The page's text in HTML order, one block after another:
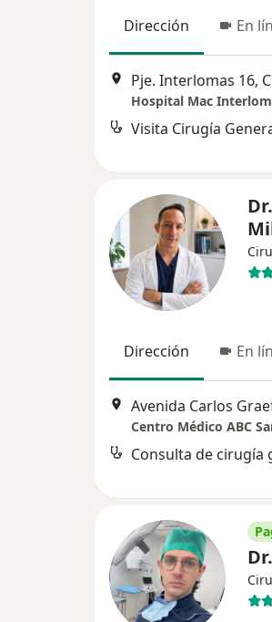
Dirección En
Pje. Interlomas 16,
Hospital Mac
Visita Cirugía
Dirección En
Centro Médico ABC
Consulta de cirugía